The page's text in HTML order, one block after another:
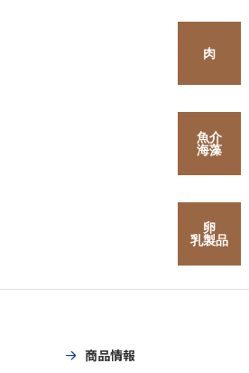
肉
魚介
海藻
卵
乳製品
商品情報